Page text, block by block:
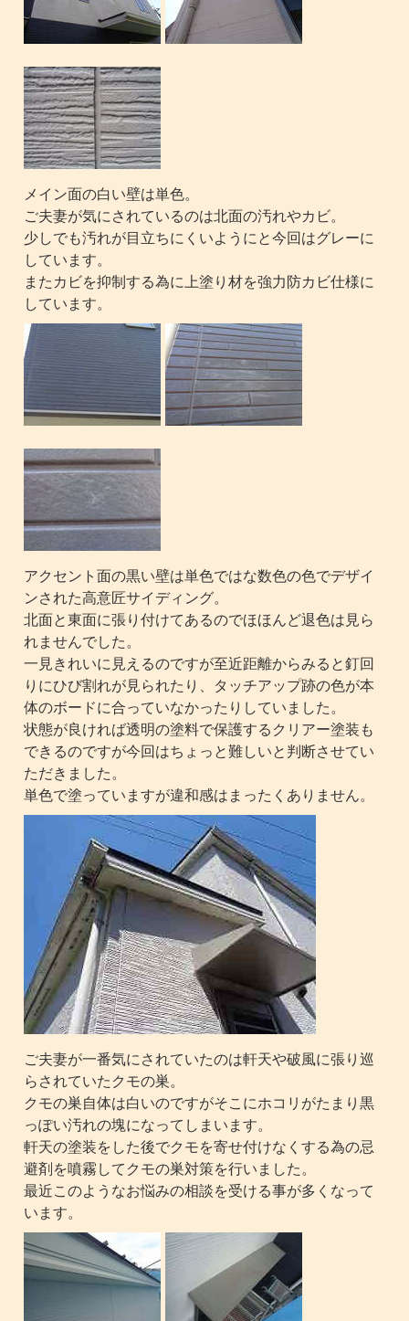
メイン面の白い壁は単色。
ご夫妻が気にされているのは北面の汚れやカビ。
少しでも汚れが目立ちにくいようにと今回はグレーに
しています。
またカビを抑制する為に上塗り材を強力防カビ仕様に
しています。
アクセント面の黒い壁は単色ではな数色の色でデザイ
ンされた高意匠サイディング。
北面と東面に張り付けてあるのでほほんど退色は見ら
れませんでした。
一見きれいに見えるのですが至近距離からみると釘回
りにひび割れが見られたり、タッチアップ跡の色が本
体のボードに合っていなかったりしていました。
状態が良ければ透明の塗料で保護するクリアー塗装も
できるのですが今回はちょっと難しいと判断させてい
ただきました。
単色で塗っていますが違和感はまったくありません。
ご夫妻が一番気にされていたのは軒天や破風に張り巡
らされていたクモの巣。
クモの巣自体は白いのですがそこにホコリがたまり黒
っぽい汚れの塊になってしまいます。
軒天の塗装をした後でクモを寄せ付けなくする為の忌
避剤を噴霧してクモの巣対策を行いました。
最近このようなお悩みの相談を受ける事が多くなって
います。